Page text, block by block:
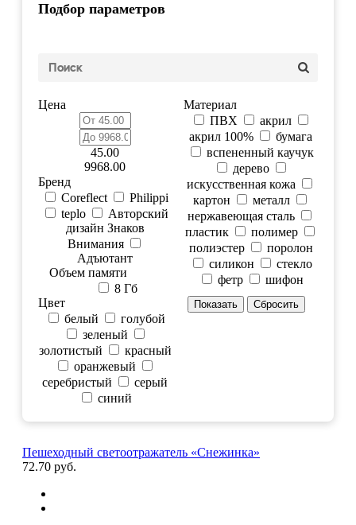
Подбор параметров
Цена
45.00
9968.00
Материал
ПВХ
акрил
акрил 100%
бумага
вспененный каучук
дерево
искусственная кожа
картон
металл
нержавеющая сталь
пластик
полимер
полиэстер
поролон
силикон
стекло
фетр
шифон
Бренд
Coreflect
Philippi
teplo
Авторский
дизайн Знаков
Внимания
Адъютант
Объем памяти
8 Гб
Цвет
белый
голубой
зеленый
золотистый
красный
оранжевый
серебристый
серый
синий
Пешеходный светоотражатель «Снежинка»
72.70 руб.